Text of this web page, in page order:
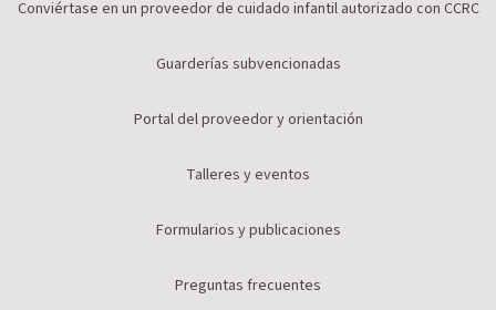
Conviértase en un proveedor de cuidado infantil autorizado con CCRC
Guarderías subvencionadas
Portal del proveedor y orientación
Talleres y eventos
Formularios y publicaciones
Preguntas frecuentes